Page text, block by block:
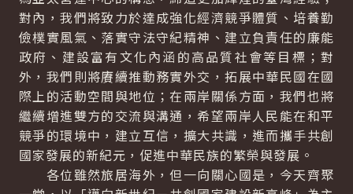
對內，我們將致力於達成強化經濟競爭體質、培養勤
儉樸實風氣、落實守法守紀精神、建立負責任的廉能
政府、建設富有文化內涵的高品質社會等目標；對
外，我們則將賡續推動務實外交，拓展中華民國在國
際上的活動空間與地位；在兩岸關係方面，我們也將
繼續增進雙方的交流與溝通，希望兩岸人民能在和平
競爭的環境中，建立互信，擴大共識，進而攜手共創
國家發展的新紀元，促進中華民族的繁榮與發展。
各位雖然旅居海外，但一向關心國是，今天齊聚